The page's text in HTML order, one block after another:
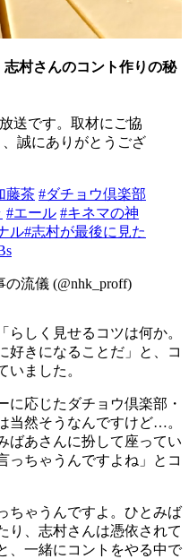
村さんのコント作りの秘
送です。取材にご協
誠にありがとうござ
藤茶 #ダチョウ倶楽部
#エール #キネマの神
ル#志村が最後に見た
流儀 (@nhk_proff)
しく見せるコツは何か。
好きになることだ」と、コ
いました。
に応じたダチョウ倶楽部・
当然そうなんですけど…。
ばあさんに扮して座ってい
っちゃうんですよね」とコ
ちゃうんですよ。ひとみば
り、志村さんは憑依されて
、一緒にコントをやる中で